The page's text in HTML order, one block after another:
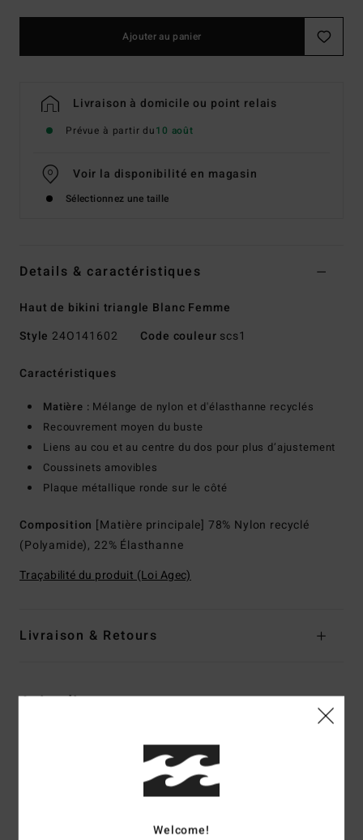
Ajouter au panier
Livraison à domicile ou point relais
Prévue à partir du10 août
Voir la disponibilité en magasin
Sélectionnez une taille
Details & caractéristiques
Haut de bikini triangle Blanc Femme
Style 24O141602 Code couleur scs1
Caractéristiques
Matière : Mélange de nylon et d'élasthanne recyclés
Recouvrement moyen du buste
Liens au cou et au centre du dos pour plus d’ajustement
Coussinets amovibles
Plaque métallique ronde sur le côté
Composition [Matière principale] 78% Nylon recyclé
(Polyamide), 22% Élasthanne
Traçabilité du produit (Loi Agec)
Livraison & Retours
Avis clients
Note moyenne
4.5
Welcome!